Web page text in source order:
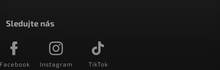
Sledujte nás
Instagram TikTok